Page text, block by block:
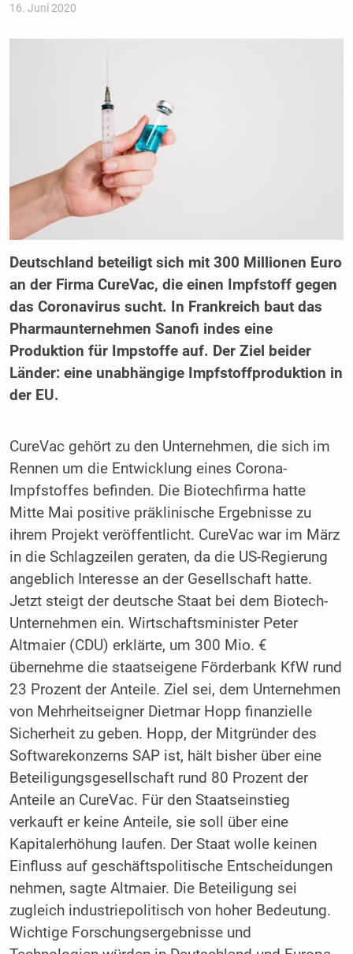
16. Juni 2020
Deutschland beteiligt sich mit 300 Millionen Euro
an der Firma CureVac, die einen Impfstoff gegen
das Coronavirus sucht. In Frankreich baut das
Pharmaunternehmen Sanofi indes eine
Produktion für Impstoffe auf. Der Ziel beider
Länder: eine unabhängige Impfstoffproduktion in
der EU.
CureVac gehört zu den Unternehmen, die sich im
Rennen um die Entwicklung eines Corona-
Impfstoffes befinden. Die Biotechfirma hatte
Mitte Mai positive präklinische Ergebnisse zu
ihrem Projekt veröffentlicht. CureVac war im März
in die Schlagzeilen geraten, da die US-Regierung
angeblich Interesse an der Gesellschaft hatte.
Jetzt steigt der deutsche Staat bei dem Biotech-
Unternehmen ein. Wirtschaftsminister Peter
Altmaier (CDU) erklärte, um 300 Mio. €
übernehme die staatseigene Förderbank KfW rund
23 Prozent der Anteile. Ziel sei, dem Unternehmen
von Mehrheitseigner Dietmar Hopp finanzielle
Sicherheit zu geben. Hopp, der Mitgründer des
Softwarekonzerns SAP ist, hält bisher über eine
Beteiligungsgesellschaft rund 80 Prozent der
Anteile an CureVac. Für den Staatseinstieg
verkauft er keine Anteile, sie soll über eine
Kapitalerhöhung laufen. Der Staat wolle keinen
Einfluss auf geschäftspolitische Entscheidungen
nehmen, sagte Altmaier. Die Beteiligung sei
zugleich industriepolitisch von hoher Bedeutung.
Wichtige Forschungsergebnisse und